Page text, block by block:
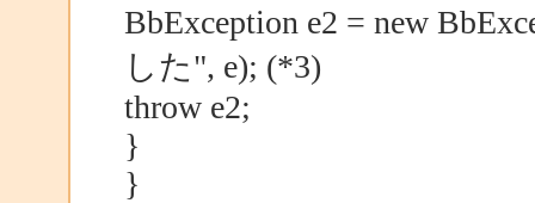
BbException e2 = new
した", e); (*3)
throw e2;
}
}